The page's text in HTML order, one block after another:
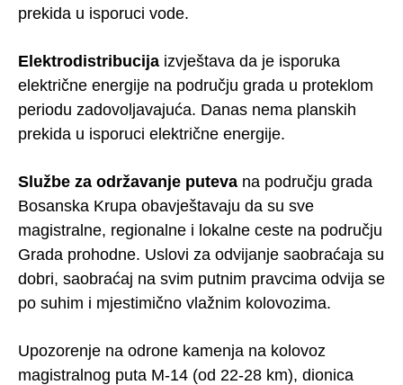
prekida u isporuci vode.
Elektrodistribucija izvještava da je isporuka
električne energije na području grada u proteklom
periodu zadovoljavajuća. Danas nema planskih
prekida u isporuci električne energije.
Službe za održavanje puteva na području grada
Bosanska Krupa obavještavaju da su sve
magistralne, regionalne i lokalne ceste na području
Grada prohodne. Uslovi za odvijanje saobraćaja su
dobri, saobraćaj na svim putnim pravcima odvija se
po suhim i mjestimično vlažnim kolovozima.
Upozorenje na odrone kamenja na kolovoz
magistralnog puta M-14 (od 22-28 km), dionica